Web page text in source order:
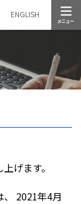
ENGLISH
げます。
2021年4月